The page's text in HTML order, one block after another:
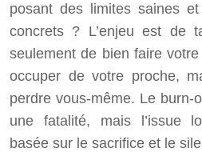
posant des limites saines
concrets ? L’enjeu est de
seulement de bien faire
occuper de votre proche,
perdre vous-même. Le burn-
une fatalité, mais l’issue
basée sur le sacrifice et le